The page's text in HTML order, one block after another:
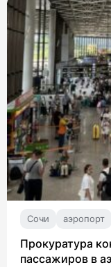
Сочи аэропорт
Прокуратура
пассажиров в